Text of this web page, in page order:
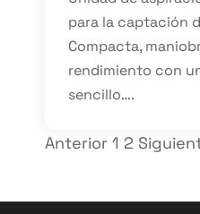
para la captación
Compacta,
rendimiento con
sencillo….
Anterior 1 2